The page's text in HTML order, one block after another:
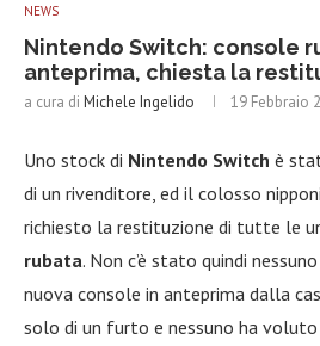
NEWS
Nintendo Switch: console
anteprima, chiesta la
a cura di Michele Ingelido 19 Febbraio
Uno stock di Nintendo Switch è
di un rivenditore, ed il colosso
richiesto la restituzione di tutte le
rubata. Non c’è stato quindi
nuova console in anteprima dalla
solo di un furto e nessuno ha